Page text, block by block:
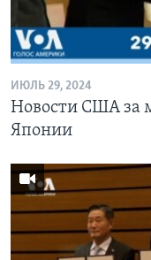
ИЮЛЬ 29, 2024
Новости США за
Японии